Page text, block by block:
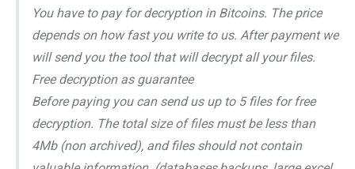
You have to pay for decryption in Bitcoins. The price
depends on how fast you write to us. After payment we
will send you the tool that will decrypt all your files.
Free decryption as guarantee
Before paying you can send us up to 5 files for free
decryption. The total size of files must be less than
4Mb (non archived), and files should not contain